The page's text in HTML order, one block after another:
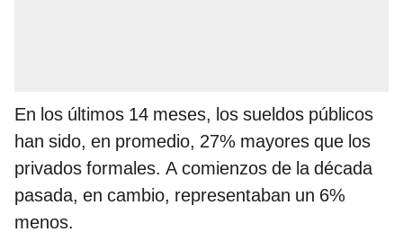
En los últimos 14 meses, los sueldos públicos
han sido, en promedio, 27% mayores que los
privados formales. A comienzos de la década
pasada, en cambio, representaban un 6%
menos.